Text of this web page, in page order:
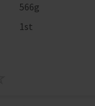
566g
1st